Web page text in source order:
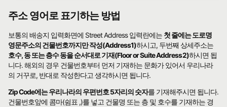
주소 영어로 표기하는 방법
보통의 배송지 입력화면에 Street Address 입력란에는 첫 줄에는 도로명
영문주소의 건물번호까지만 작성(Address1)하시고, 두번째 상세주소는
호수, 동 또는 층수 동을 순서대로 기재(Floor or Suite Address2)하시면 됩
니다. 해외의 경우 건물번호부터 먼저 기재하는 문화가 있어서 우리나라
의 거꾸로, 반대로 작성한다고 생각하시면 됩니다.
Zip Code에는 우리나라의 우편번호 5자리의 숫자를 기재해주시면 됩니다.
건물번호앞에 콤마(쉼표 ,)를 넣고 건물명 또는 층 및 호수를 기재하는 경